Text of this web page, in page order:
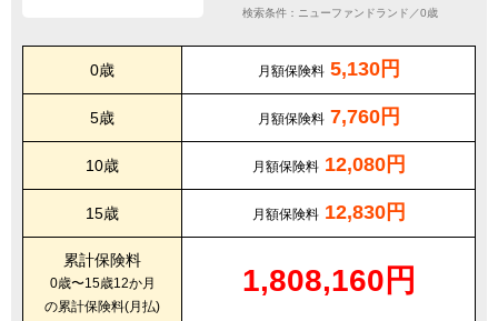
検索条件：ニューファンドランド／0歳
0歳 月額保険料 5,130円
5歳 月額保険料 7,760円
10歳 月額保険料 12,080円
15歳 月額保険料 12,830円
累計保険料
0歳〜15歳12か月
の累計保険料(月払)
1,808,160円